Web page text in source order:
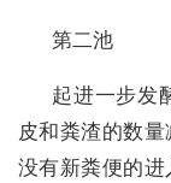
第二池
起进一步发
皮和粪渣的数
没有新粪便的